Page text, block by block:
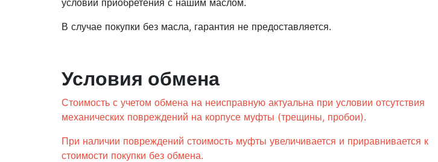
условии приобретения с нашим маслом.
В случае покупки без масла, гарантия не предоставляется.
Условия обмена
Стоимость с учетом обмена на неисправную актуальна при условии отсутствия
механических повреждений на корпусе муфты (трещины, пробои).
При наличии повреждений стоимость муфты увеличивается и приравнивается к
стоимости покупки без обмена.